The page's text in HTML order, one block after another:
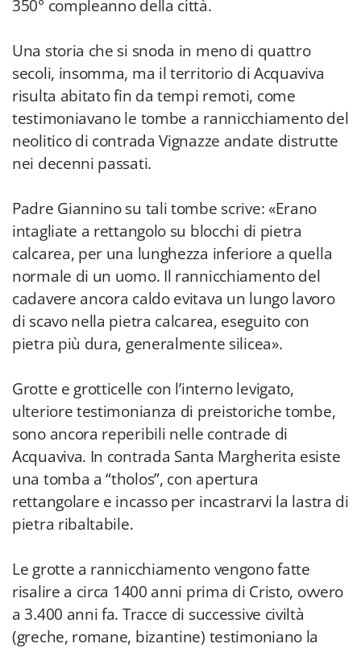
350° compleanno della città.
Una storia che si snoda in meno di quattro
secoli, insomma, ma il territorio di Acquaviva
risulta abitato fin da tempi remoti, come
testimoniavano le tombe a rannicchiamento del
neolitico di contrada Vignazze andate distrutte
nei decenni passati.
Padre Giannino su tali tombe scrive: «Erano
intagliate a rettangolo su blocchi di pietra
calcarea, per una lunghezza inferiore a quella
normale di un uomo. Il rannicchiamento del
cadavere ancora caldo evitava un lungo lavoro
di scavo nella pietra calcarea, eseguito con
pietra più dura, generalmente silicea».
Grotte e grotticelle con l’interno levigato,
ulteriore testimonianza di preistoriche tombe,
sono ancora reperibili nelle contrade di
Acquaviva. In contrada Santa Margherita esiste
una tomba a “tholos”, con apertura
rettangolare e incasso per incastrarvi la lastra di
pietra ribaltabile.
Le grotte a rannicchiamento vengono fatte
risalire a circa 1400 anni prima di Cristo, ovvero
a 3.400 anni fa. Tracce di successive civiltà
(greche, romane, bizantine) testimoniano la